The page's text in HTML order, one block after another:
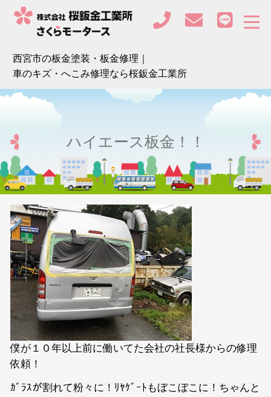
西宮市の板金塗装・板金修理｜
車のキズ・へこみ修理なら桜鈑金工業所
ハイエース板金！！
僕が１０年以上前に働いてた会社の社長様からの修理
依頼！
ｶﾞﾗｽが割れて粉々に！ﾘﾔｹﾞｰﾄもぼこぼこに！ちゃんと